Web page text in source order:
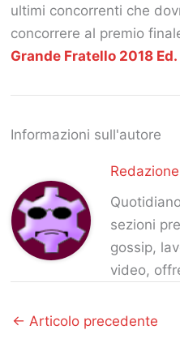
ultimi concorrenti che
concorrere al premio
Grande Fratello 2018 Ed.
Informazioni sull'autore
Redazione
sezioni
gossip,
video,
← Articolo precedente